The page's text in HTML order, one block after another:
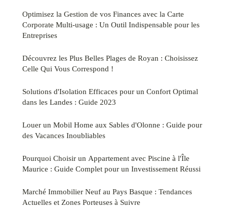
Optimisez la Gestion de vos Finances avec la Carte
Corporate Multi-usage : Un Outil Indispensable pour les
Entreprises
Découvrez les Plus Belles Plages de Royan : Choisissez
Celle Qui Vous Correspond !
Solutions d'Isolation Efficaces pour un Confort Optimal
dans les Landes : Guide 2023
Louer un Mobil Home aux Sables d'Olonne : Guide pour
des Vacances Inoubliables
Pourquoi Choisir un Appartement avec Piscine à l'Île
Maurice : Guide Complet pour un Investissement Réussi
Marché Immobilier Neuf au Pays Basque : Tendances
Actuelles et Zones Porteuses à Suivre